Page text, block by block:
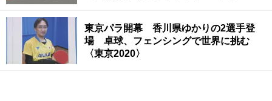
東京パラ開幕 香川県ゆかりの2選手登
場 卓球、フェンシングで世界に挑む
〈東京2020〉